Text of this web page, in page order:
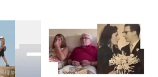
Video Viral